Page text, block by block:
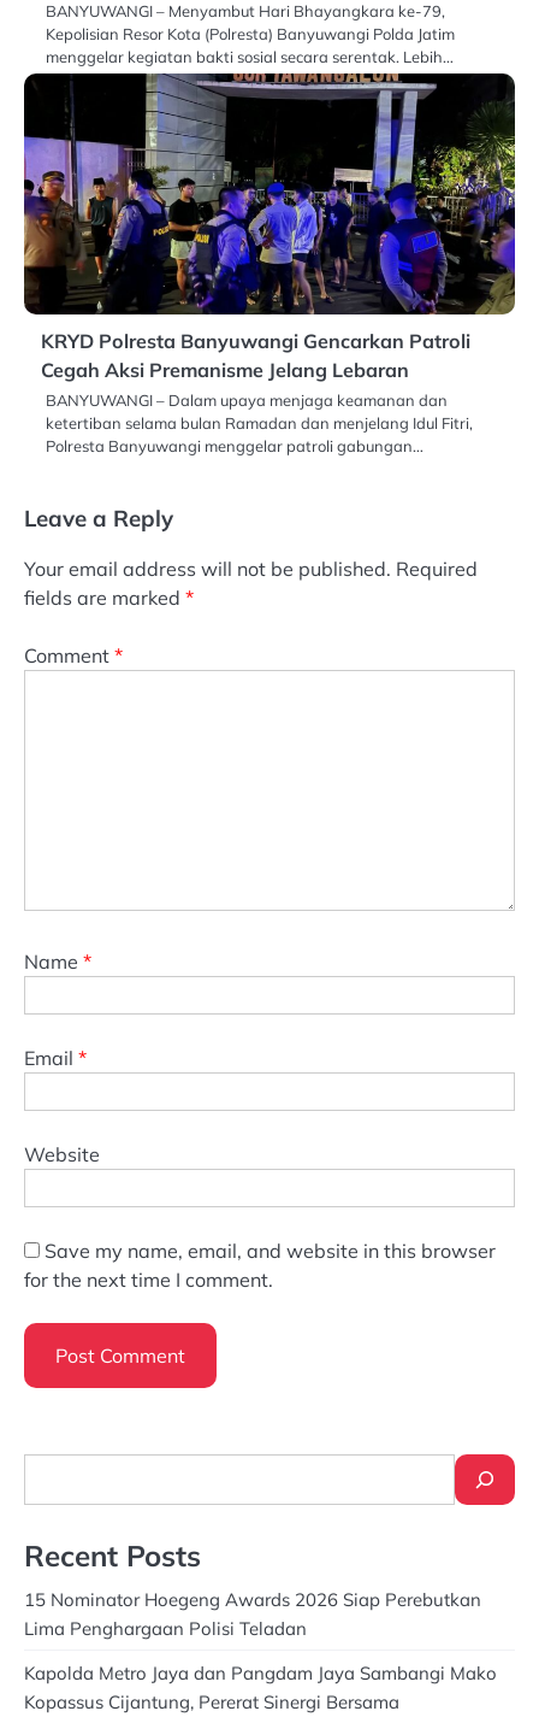
BANYUWANGI – Menyambut Hari Bhayangkara ke-79,
Kepolisian Resor Kota (Polresta) Banyuwangi Polda Jatim
menggelar kegiatan bakti sosial secara serentak. Lebih…
KRYD Polresta Banyuwangi Gencarkan Patroli
Cegah Aksi Premanisme Jelang Lebaran
BANYUWANGI – Dalam upaya menjaga keamanan dan
ketertiban selama bulan Ramadan dan menjelang Idul Fitri,
Polresta Banyuwangi menggelar patroli gabungan…
Leave a Reply
Your email address will not be published. Required
fields are marked *
Comment *
Name *
Email *
Website
Save my name, email, and website in this browser
for the next time I comment.
Recent Posts
15 Nominator Hoegeng Awards 2026 Siap Perebutkan
Lima Penghargaan Polisi Teladan
Kapolda Metro Jaya dan Pangdam Jaya Sambangi Mako
Kopassus Cijantung, Pererat Sinergi Bersama